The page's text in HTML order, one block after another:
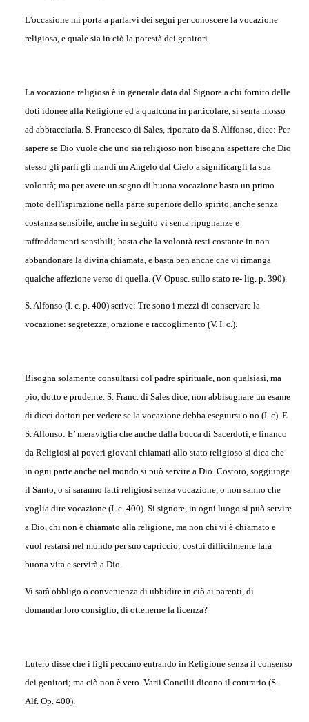
L'occasione mi porta a parlarvi dei segni per conoscere la vocazione
religiosa, e quale sia in ciò la potestà dei genitori.
La vocazione religiosa è in generale data dal Signore a chi fornito delle
doti idonee alla Religione ed a qualcuna in particolare, si senta mosso
ad abbracciarla. S. Francesco di Sales, riportato da S. Alffonso, dice: Per
sapere se Dio vuole che uno sia religioso non bisogna aspettare che Dio
stesso gli parli gli mandi un Angelo dal Cielo a significargli la sua
volontà; ma per avere un segno di buona vocazione basta un primo
moto dell'ispirazione nella parte superiore dello spirito, anche senza
costanza sensibile, anche in seguito vi senta ripugnanze e
raffreddamenti sensibili; basta che la volontà resti costante in non
abbandonare la divina chiamata, e basta ben anche che vi rimanga
qualche affezione verso di quella. (V. Opusc. sullo stato re- lig. p. 390).
S. Alfonso (I. c. p. 400) scrive: Tre sono i mezzi di conservare la
vocazione: segretezza, orazione e raccoglimento (V. I. c.).
Bisogna solamente consultarsi col padre spirituale, non qualsiasi, ma
pio, dotto e prudente. S. Franc. di Sales dice, non abbisognare un esame
di dieci dottori per vedere se la vocazione debba eseguirsi o no (I. c). E
S. Alfonso: E’ meraviglia che anche dalla bocca di Sacerdoti, e financo
da Religiosi ai poveri giovani chiamati allo stato religioso si dica che
in ogni parte anche nel mondo si può servire a Dio. Costoro, soggiunge
il Santo, o si saranno fatti religiosi senza vocazione, o non sanno che
voglia dire vocazione (I. c. 400). Si signore, in ogni luogo si può servire
a Dio, chi non è chiamato alla religione, ma non chi vi è chiamato e
vuol restarsi nel mondo per suo capriccio; costui dífficilmente farà
buona vita e servirà a Dio.
Vi sarà obbligo o convenienza di ubbidire in ciò ai parenti, di
domandar loro consiglio, di ottenerne la licenza?
Lutero disse che i figli peccano entrando in Religione senza il consenso
dei genitori; ma ciò non è vero. Varii Concilii dicono il contrario (S.
Alf. Op. 400).